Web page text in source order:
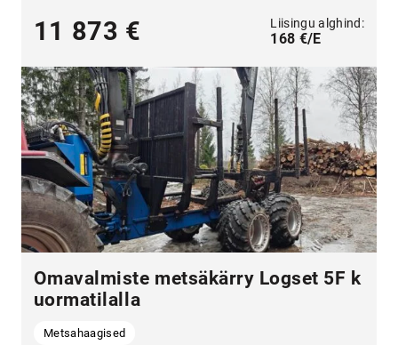
11 873 € Liisingu alghind:
168 €/E
Omavalmiste metsäkärry Logset 5F k
uormatilalla
Metsahaagised